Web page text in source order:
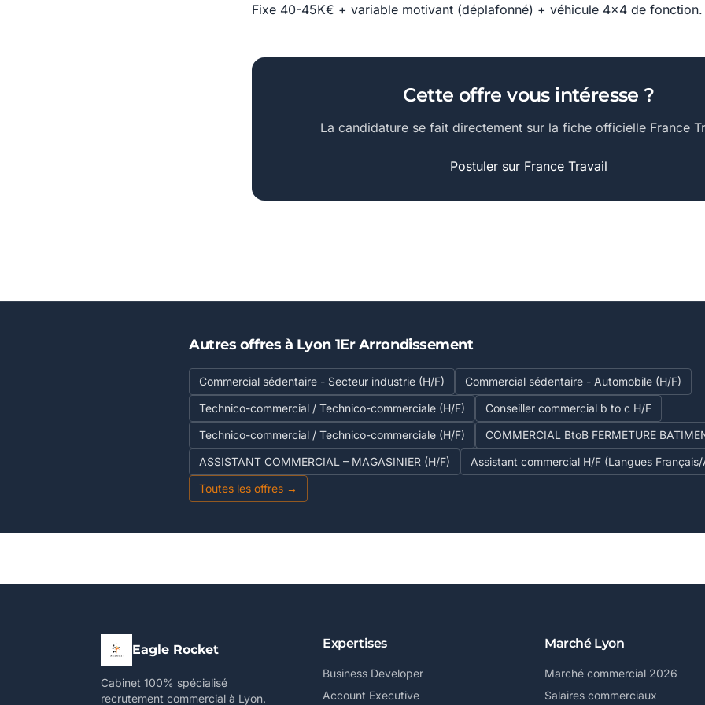
Fixe 40-45K€ + variable motivant (déplafonné) + véhicule 4x4 de fonction.
Cette offre vous intéresse ?
La candidature se fait directement sur la fiche officielle France
Postuler sur France Travail
Autres offres à Lyon 1Er Arrondissement
Commercial sédentaire - Secteur industrie (H/F)
Commercial sédentaire - Automobile (H/F)
Technico-commercial / Technico-commerciale (H/F)
Conseiller commercial b to c H/F
Technico-commercial / Technico-commerciale (H/F)
COMMERCIAL BtoB FERMETURE
ASSISTANT COMMERCIAL – MAGASINIER (H/F)
Assistant commercial H/F (Langues
Toutes les offres →
Eagle Rocket
Cabinet 100% spécialisé
recrutement commercial à Lyon.
Expertises
Business Developer
Account Executive
Marché Lyon
Marché commercial 2026
Salaires commerciaux